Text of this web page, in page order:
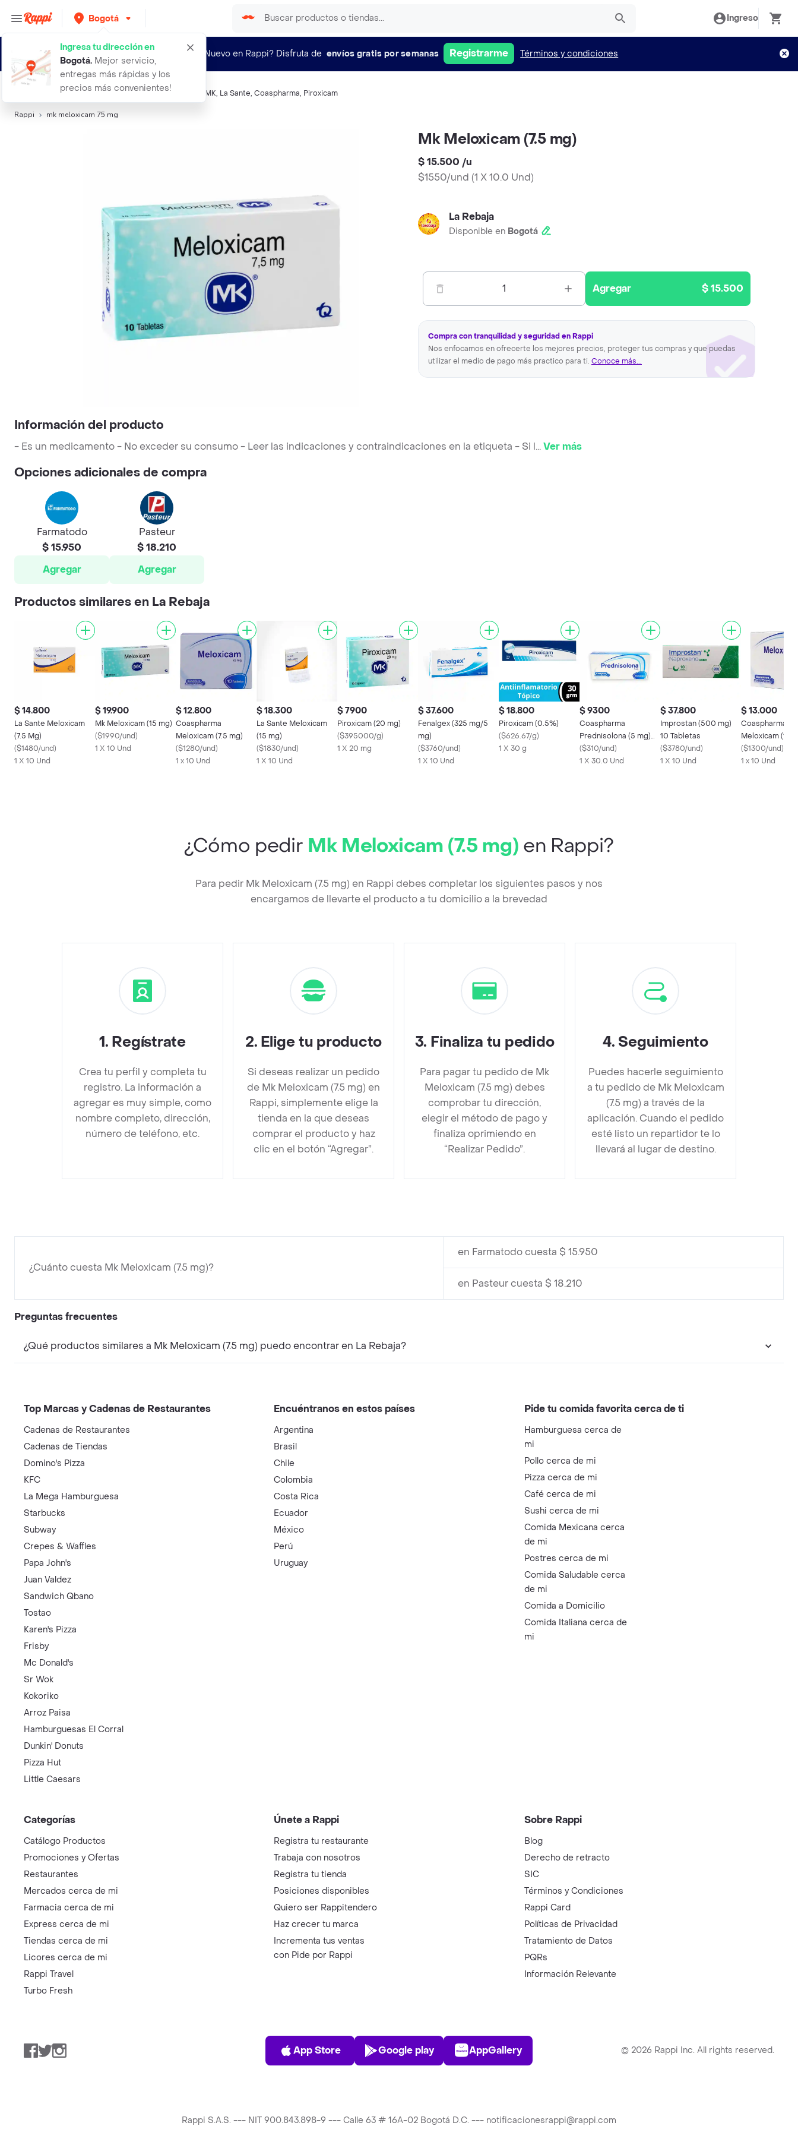
Bogotá
Ingresa tu dirección en
Bogotá. Mejor servicio,
entregas más rápidas y los
precios más convenientes!
Ingreso
¿Nuevo en Rappi? Disfruta de envíos gratis por semanas Registrarme Términos y condiciones
Búsquedas relacionadas:Muscular y Antiinflamatorio MK, La Sante, Coaspharma, Piroxicam
Rappi mk meloxicam 75 mg
Mk Meloxicam (7.5 mg)
$ 15.500 /u
$1550/und (1 X 10.0 Und)
La Rebaja
Disponible en Bogotá
1 Agregar $ 15.500
Compra con tranquilidad y seguridad en Rappi
Nos enfocamos en ofrecerte los mejores precios, proteger tus compras y que puedas
utilizar el medio de pago más practico para ti. Conoce más...
Información del producto
- Es un medicamento - No exceder su consumo - Leer las indicaciones y contraindicaciones en la etiqueta - Si l...Ver más
Opciones adicionales de compra
Farmatodo
$ 15.950
Agregar
Pasteur
$ 18.210
Agregar
Productos similares en La Rebaja
$ 14.800
La Sante Meloxicam
(7.5 Mg)
($1480/und)
1 X 10 Und
$ 19.900
Mk Meloxicam (15 mg)
($1990/und)
1 X 10 Und
$ 12.800
Coaspharma
Meloxicam (7.5 mg)
($1280/und)
1 x 10 Und
$ 18.300
La Sante Meloxicam
(15 mg)
($1830/und)
1 X 10 Und
$ 7900
Piroxicam (20 mg)
($395000/g)
1 X 20 mg
$ 37.600
Fenalgex (325 mg/5
mg)
($3760/und)
1 X 10 Und
$ 18.800
Piroxicam (0.5%)
($626.67/g)
1 X 30 g
$ 9300
Coaspharma
Prednisolona (5 mg)
30 Tabletas
($310/und)
1 X 30.0 Und
$ 37.800
Improstan (500 mg)
10 Tabletas
($3780/und)
1 X 10 Und
$ 13.000
Coaspharma
Meloxicam (15
($1300/und)
1 x 10 Und
¿Cómo pedir Mk Meloxicam (7.5 mg) en Rappi?
Para pedir Mk Meloxicam (7.5 mg) en Rappi debes completar los siguientes pasos y nos
encargamos de llevarte el producto a tu domicilio a la brevedad
1. Regístrate
Crea tu perfil y completa tu
registro. La información a
agregar es muy simple, como
nombre completo, dirección,
número de teléfono, etc.
2. Elige tu producto
Si deseas realizar un pedido
de Mk Meloxicam (7.5 mg) en
Rappi, simplemente elige la
tienda en la que deseas
comprar el producto y haz
clic en el botón “Agregar”.
3. Finaliza tu pedido
Para pagar tu pedido de Mk
Meloxicam (7.5 mg) debes
comprobar tu dirección,
elegir el método de pago y
finaliza oprimiendo en
“Realizar Pedido”.
4. Seguimiento
Puedes hacerle seguimiento
a tu pedido de Mk Meloxicam
(7.5 mg) a través de la
aplicación. Cuando el pedido
esté listo un repartidor te lo
llevará al lugar de destino.
¿Cuánto cuesta Mk Meloxicam (7.5 mg)?
en Farmatodo cuesta $ 15.950
en Pasteur cuesta $ 18.210
Preguntas frecuentes
¿Qué productos similares a Mk Meloxicam (7.5 mg) puedo encontrar en La Rebaja?
Top Marcas y Cadenas de Restaurantes
Cadenas de Restaurantes
Cadenas de Tiendas
Domino's Pizza
KFC
La Mega Hamburguesa
Starbucks
Subway
Crepes & Waffles
Papa John's
Juan Valdez
Sandwich Qbano
Tostao
Karen's Pizza
Frisby
Mc Donald's
Sr Wok
Kokoriko
Arroz Paisa
Hamburguesas El Corral
Dunkin' Donuts
Pizza Hut
Little Caesars
Encuéntranos en estos países
Argentina
Brasil
Chile
Colombia
Costa Rica
Ecuador
México
Perú
Uruguay
Pide tu comida favorita cerca de ti
Hamburguesa cerca de
mi
Pollo cerca de mi
Pizza cerca de mi
Café cerca de mi
Sushi cerca de mi
Comida Mexicana cerca
de mi
Postres cerca de mi
Comida Saludable cerca
de mi
Comida a Domicilio
Comida Italiana cerca de
mi
Categorías
Catálogo Productos
Promociones y Ofertas
Restaurantes
Mercados cerca de mi
Farmacia cerca de mi
Express cerca de mi
Tiendas cerca de mi
Licores cerca de mi
Rappi Travel
Turbo Fresh
Únete a Rappi
Registra tu restaurante
Trabaja con nosotros
Registra tu tienda
Posiciones disponibles
Quiero ser Rappitendero
Haz crecer tu marca
Incrementa tus ventas
con Pide por Rappi
Sobre Rappi
Blog
Derecho de retracto
SIC
Términos y Condiciones
Rappi Card
Políticas de Privacidad
Tratamiento de Datos
PQRs
Información Relevante
Facebook
TwitterInstagram
App Store
App Store
Play Store
Google play
AppGallery
AppGallery © 2026 Rappi Inc. All rights reserved.
Rappi S.A.S. --- NIT 900.843.898-9 --- Calle 63 # 16A-02 Bogotá D.C. --- notificacionesrappi@rappi.com